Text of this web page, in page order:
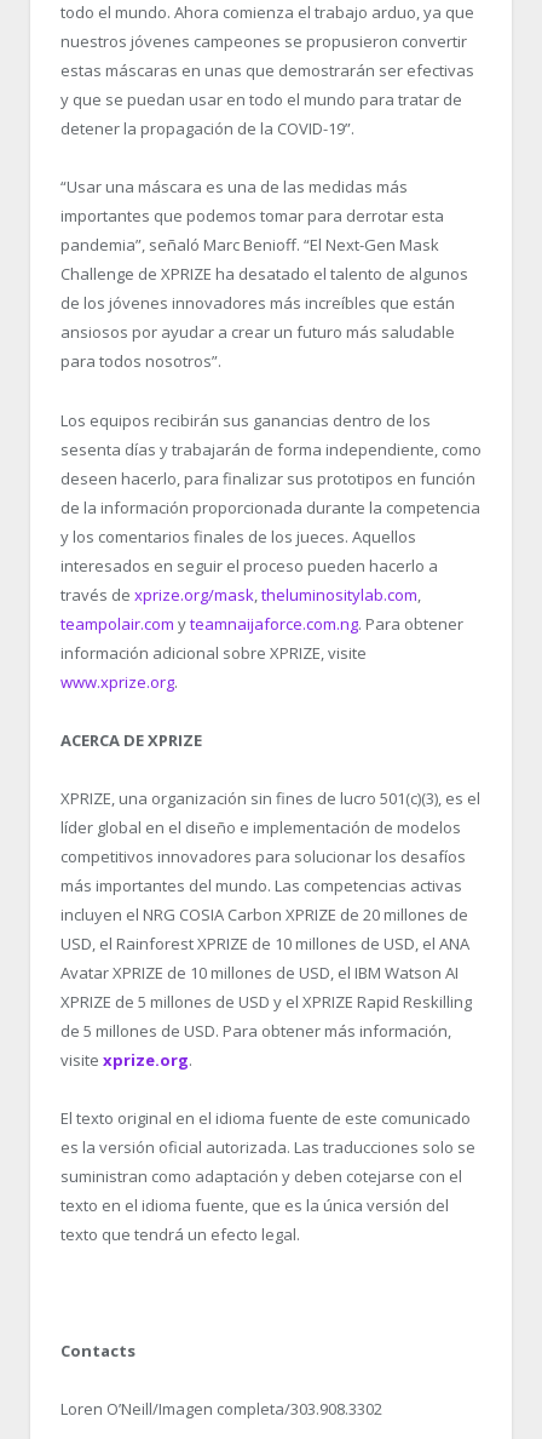
todo el mundo. Ahora comienza el trabajo arduo, ya que
nuestros jóvenes campeones se propusieron convertir
estas máscaras en unas que demostrarán ser efectivas
y que se puedan usar en todo el mundo para tratar de
detener la propagación de la COVID-19”.
“Usar una máscara es una de las medidas más
importantes que podemos tomar para derrotar esta
pandemia”, señaló Marc Benioff. “El Next-Gen Mask
Challenge de XPRIZE ha desatado el talento de algunos
de los jóvenes innovadores más increíbles que están
ansiosos por ayudar a crear un futuro más saludable
para todos nosotros”.
Los equipos recibirán sus ganancias dentro de los
sesenta días y trabajarán de forma independiente, como
deseen hacerlo, para finalizar sus prototipos en función
de la información proporcionada durante la competencia
y los comentarios finales de los jueces. Aquellos
interesados en seguir el proceso pueden hacerlo a
través de xprize.org/mask theluminositylab.com
teampolair.com yteamnaijaforce.com.ng. Para obtener
información adicional sobre XPRIZE, visite
www.xprize.org.
ACERCA DE XPRIZE
XPRIZE, una organización sin fines de lucro 501(c)(3), es el
líder global en el diseño e implementación de modelos
competitivos innovadores para solucionar los desafíos
más importantes del mundo. Las competencias activas
incluyen el NRG COSIA Carbon XPRIZE de 20 millones de
USD, el Rainforest XPRIZE de 10 millones de USD, el ANA
Avatar XPRIZE de 10 millones de USD, el IBM Watson AI
XPRIZE de 5 millones de USD y el XPRIZE Rapid Reskilling
de 5 millones de USD. Para obtener más información,
visite xprize.org.
El texto original en el idioma fuente de este comunicado
es la versión oficial autorizada. Las traducciones solo se
suministran como adaptación y deben cotejarse con el
texto en el idioma fuente, que es la única versión del
texto que tendrá un efecto legal.
Contacts
Loren O’Neill/Imagen completa/303.908.3302